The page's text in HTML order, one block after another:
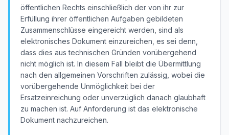
öffentlichen Rechts einschließlich der von ihr zur
Erfüllung ihrer öffentlichen Aufgaben gebildeten
Zusammenschlüsse eingereicht werden, sind als
elektronisches Dokument einzureichen, es sei denn,
dass dies aus technischen Gründen vorübergehend
nicht möglich ist. In diesem Fall bleibt die Übermittlung
nach den allgemeinen Vorschriften zulässig, wobei die
vorübergehende Unmöglichkeit bei der
Ersatzeinreichung oder unverzüglich danach glaubhaft
zu machen ist. Auf Anforderung ist das elektronische
Dokument nachzureichen.